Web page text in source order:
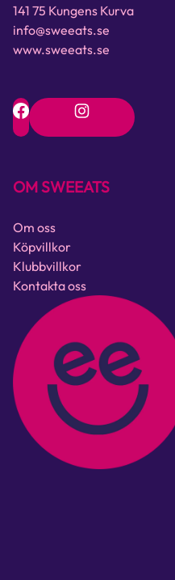
141 75 Kungens Kurva
info@sweeats.se
www.sweeats.se
OM SWEEATS
Om oss
Köpvillkor
Klubbvillkor
Kontakta oss